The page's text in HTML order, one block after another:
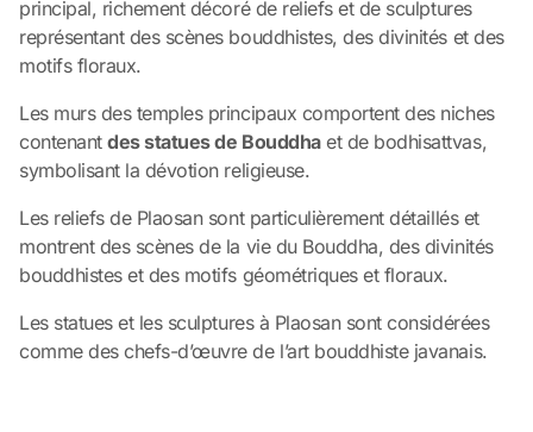
principal, richement décoré de reliefs et de sculptures
représentant des scènes bouddhistes, des divinités et des
motifs floraux.
Les murs des temples principaux comportent des niches
contenantdes statues de Bouddhaet de bodhisattvas,
symbolisant la dévotion religieuse.
Les reliefs de Plaosan sont particulièrement détaillés et
montrent des scènes de la vie du Bouddha, des divinités
bouddhistes et des motifs géométriques et floraux.
Les statues et les sculptures à Plaosan sont considérées
comme des chefs-d’œuvre de l’art bouddhiste javanais.